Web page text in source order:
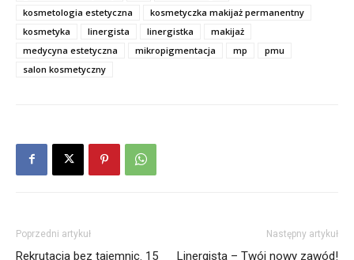
kosmetologia estetyczna
kosmetyczka makijaż permanentny
kosmetyka
linergista linergistka
makijaż
medycyna estetyczna
mikropigmentacja mp
pmu
salon kosmetyczny
Poprzedni artykuł
Rekrutacja bez tajemnic. 15
Następny artykuł
Linergista – Twój nowy zawód!